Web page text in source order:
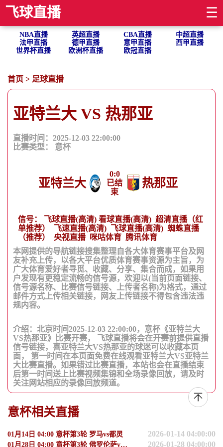
飞球直播 ☰
NBA直播 英超直播 CBA直播
中超直播
法甲直播
德甲直播 意甲直播
西甲直播
世界杯直播
欧洲杯直播 欧冠直播
首页 > 足球直播
亚特兰大 VS 热那亚
直播时间：2025-12-03 22:00:00
比赛类型： 意杯
亚特兰大
0:0
已结
束
热那亚
信号： 飞球直播(高清) 看球直播(高清) 超清直播（红
单推荐）
飞速直播(高清) 飞球直播(高清) 蜘蛛直播
（推荐）
央视直播 咪咕体育 腾讯体育
本网提供的导航链接搜集整理自各大体育赛事平台及网
友补充上传，以各大平台优质体育赛事资源为主旨，为
广大体育爱好者寻觅、收藏、分享、集合而成，如果用
户发现有更稳定流畅的信号源，欢迎以(当前页面链接、
信号源名称、比赛信号链接、上传者名称)为格式，通过
邮件方式上传相关链接，网友上传链接不得包含违法违
规内容。
介绍：北京时间2025-12-03 22:00:00，意杯《亚特兰大
VS热那亚》比赛开赛， 飞球直播将会在开赛前提供直播
信号链接，喜亚特兰大VS热那亚的球迷可以收藏本页
面， 第一时间在本页面免费在线观看亚特兰大VS亚特兰
大比赛直播。如果错过比赛直播，本站也会在直播结束
后第一时间送上比赛视频集锦和全场录像回放，请及时
关注网站相应的录像回放频道。
意杯相关直播
01月14日 04:00 意杯第3轮 罗马vs都灵 2026-01-14 04:00:00
01月28日 04:00 意杯第3轮 佛罗伦萨vs科莫 2026-01-28 04:00:00